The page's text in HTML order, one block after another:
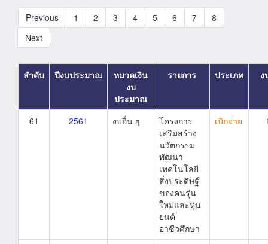
Previous 1 2 3 4 5 6 7
8
Next
ลำดับ ปีงบประมาณ
หมวดเงิน
งบ
ประมาณ
รายการ ประเภท ง
61 2561 งบอื่น ๆ
โครงการ
เสริมสร้าง
นวัตกรรม
พัฒนา
เทคโนโลยี
สิ่งประดิษฐ์
ของคนรุ่น
ใหม่และหุ่น
ยนต์
อาชีวศึกษา
เบิกจ่าย